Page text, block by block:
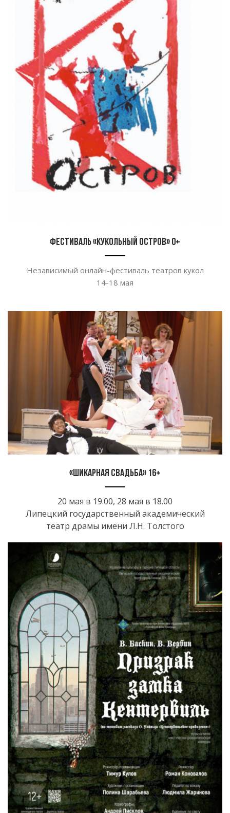
Фестиваль «Кукольный Остров» 0+
Независимый онлайн-фестиваль театров кукол
14-18 мая
«Шикарная свадьба» 16+
20 мая в 19.00, 28 мая в 18.00
Липецкий государственный академический
театр драмы имени Л.Н. Толстого